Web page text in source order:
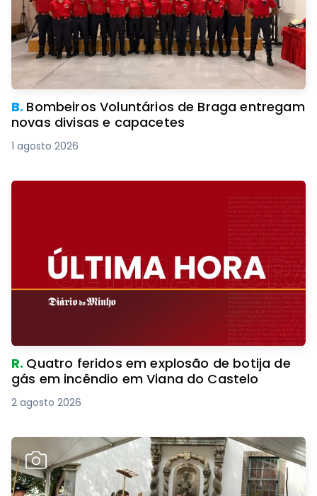
B. Bombeiros Voluntários de Braga entregam
novas divisas e capacetes
1 agosto 2026
R. Quatro feridos em explosão de botija de
gás em incêndio em Viana do Castelo
2 agosto 2026